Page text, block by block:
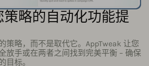
略的自动化功能提
策略，而不是取代它。AppTweak 让您
放手或在两者之间找到完美平衡 – 确保
目标。